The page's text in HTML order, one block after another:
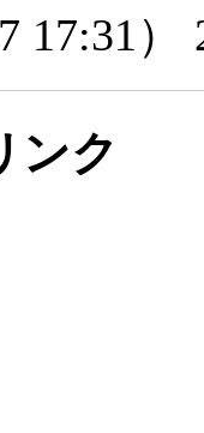
17:31）
ンク